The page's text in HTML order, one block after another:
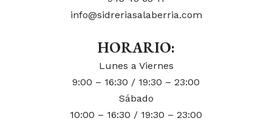
info@sidreriasalaberria.com
HORARIO:
Lunes a Viernes
9:00 – 16:30 / 19:30 – 23:00
Sábado
10:00 – 16:30 / 19:30 – 23:00